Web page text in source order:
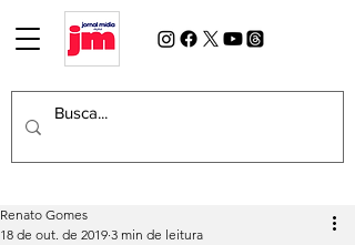
Renato Gomes
18 de out. de 2019 3 min de leitura